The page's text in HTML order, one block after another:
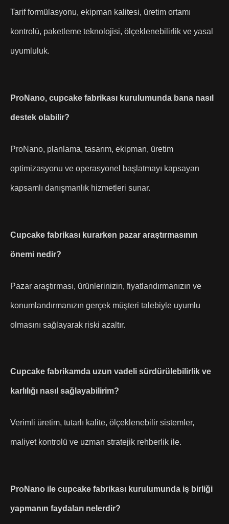
Tarif formülasyonu, ekipman kalitesi, üretim ortamı
kontrolü, paketleme teknolojisi, ölçeklenebilirlik ve yasal
uyumluluk.
ProNano, cupcake fabrikası kurulumunda bana nasıl
destek olabilir?
ProNano, planlama, tasarım, ekipman, üretim
optimizasyonu ve operasyonel başlatmayı kapsayan
kapsamlı danışmanlık hizmetleri sunar.
Cupcake fabrikası kurarken pazar araştırmasının
önemi nedir?
Pazar araştırması, ürünlerinizin, fiyatlandırmanızın ve
konumlandırmanızın gerçek müşteri talebiyle uyumlu
olmasını sağlayarak riski azaltır.
Cupcake fabrikamda uzun vadeli sürdürülebilirlik ve
karlılığı nasıl sağlayabilirim?
Verimli üretim, tutarlı kalite, ölçeklenebilir sistemler,
maliyet kontrolü ve uzman stratejik rehberlik ile.
ProNano ile cupcake fabrikası kurulumunda iş birliği
yapmanın faydaları nelerdir?